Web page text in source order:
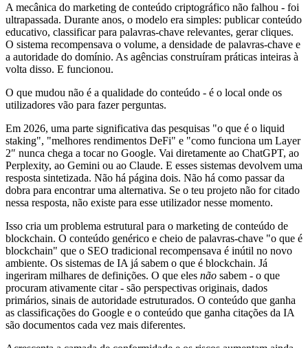
A mecânica do marketing de conteúdo criptográfico não falhou - foi
ultrapassada. Durante anos, o modelo era simples: publicar conteúdo
educativo, classificar para palavras-chave relevantes, gerar cliques.
O sistema recompensava o volume, a densidade de palavras-chave e
a autoridade do domínio. As agências construíram práticas inteiras à
volta disso. E funcionou.
O que mudou não é a qualidade do conteúdo - é o local onde os
utilizadores vão para fazer perguntas.
Em 2026, uma parte significativa das pesquisas "o que é o liquid
staking", "melhores rendimentos DeFi" e "como funciona um Layer
2″ nunca chega a tocar no Google. Vai diretamente ao ChatGPT, ao
Perplexity, ao Gemini ou ao Claude. E esses sistemas devolvem uma
resposta sintetizada. Não há página dois. Não há como passar da
dobra para encontrar uma alternativa. Se o teu projeto não for citado
nessa resposta, não existe para esse utilizador nesse momento.
Isso cria um problema estrutural para o marketing de conteúdo de
blockchain. O conteúdo genérico e cheio de palavras-chave "o que é
blockchain" que o SEO tradicional recompensava é inútil no novo
ambiente. Os sistemas de IA já sabem o que é blockchain. Já
ingeriram milhares de definições. O que eles não sabem - o que
procuram ativamente citar - são perspectivas originais, dados
primários, sinais de autoridade estruturados. O conteúdo que ganha
as classificações do Google e o conteúdo que ganha citações da IA
são documentos cada vez mais diferentes.